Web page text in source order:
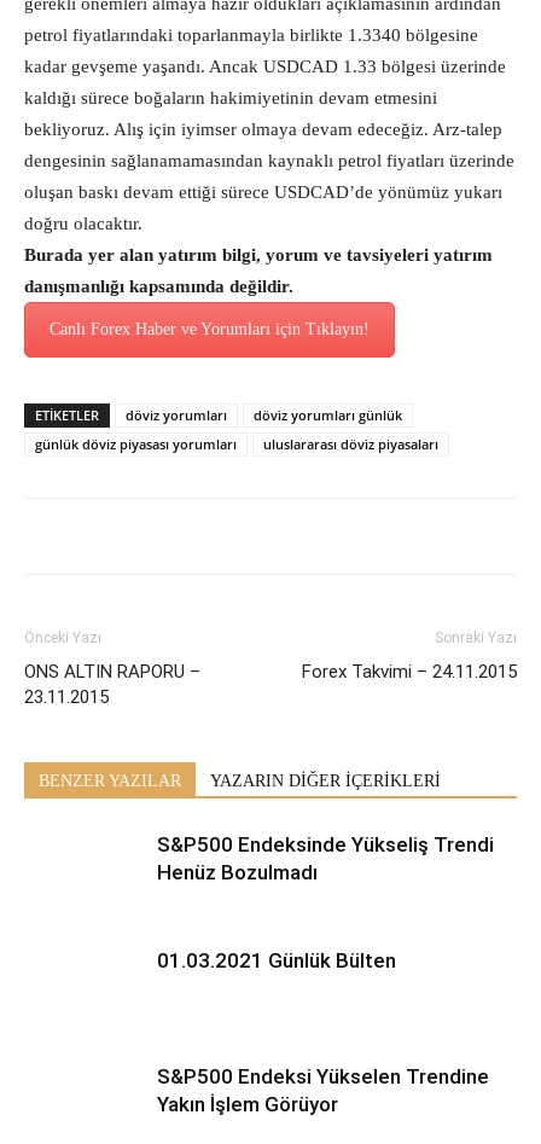
petrol fiyatlarındaki toparlanmayla birlikte 1.3340 bölgesine
kadar gevşeme yaşandı. Ancak USDCAD 1.33 bölgesi üzerinde
kaldığı sürece boğaların hakimiyetinin devam etmesini
bekliyoruz. Alış için iyimser olmaya devam edeceğiz. Arz-talep
dengesinin sağlanamamasından kaynaklı petrol fiyatları üzerinde
oluşan baskı devam ettiği sürece USDCAD’de yönümüz yukarı
doğru olacaktır.
Burada yer alan yatırım bilgi, yorum ve tavsiyeleri yatırım
danışmanlığı kapsamında değildir.
Canlı Forex Haber ve Yorumları için Tıklayın!
ETİKETLER döviz yorumları
döviz yorumları günlük
günlük döviz piyasası yorumları
uluslararası döviz piyasaları
Önceki Yazı
ONS ALTIN RAPORU –
23.11.2015
Sonraki Yazı
Forex Takvimi – 24.11.2015
BENZER YAZILAR YAZARIN DİĞER İÇERİKLERİ
S&P500 Endeksinde Yükseliş Trendi
Henüz Bozulmadı
01.03.2021 Günlük Bülten
S&P500 Endeksi Yükselen Trendine
Yakın İşlem Görüyor